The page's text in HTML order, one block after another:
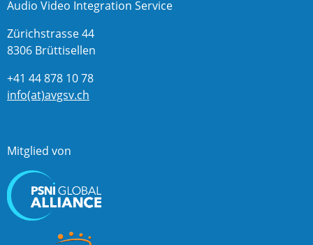
Audio Video Integration Service
Zürichstrasse 44
8306 Brüttisellen
+41 44 878 10 78
info(at)avgsv.ch
Mitglied von